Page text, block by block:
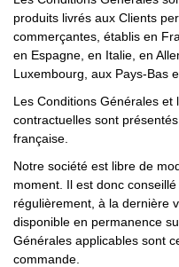
produits livrés aux Clients
commerçantes, établis en
en Espagne, en Italie, en
Luxembourg, aux Pays-Bas
Les Conditions Générales et
contractuelles sont
française.
Notre société est libre de
moment. Il est donc
régulièrement, à la dernière
disponible en permanence
Générales applicables sont
commande.